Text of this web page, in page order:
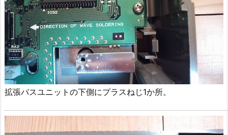
拡張バスユニットの下側にプラスねじ1か所。